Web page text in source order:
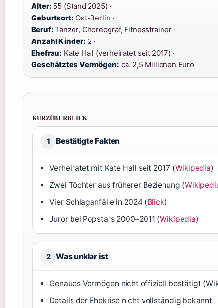
Alter: 55 (Stand 2025) ·
Geburtsort: Ost-Berlin ·
Beruf: Tänzer, Choreograf, Fitnesstrainer ·
Anzahl Kinder: 2 ·
Ehefrau: Kate Hall (verheiratet seit 2017) ·
Geschätztes Vermögen: ca. 2,5 Millionen Euro
KURZÜBERBLICK
1 Bestätigte Fakten
Verheiratet mit Kate Hall seit 2017 (Wikipedia)
Zwei Töchter aus früherer Beziehung (
Vier Schlaganfälle in 2024 (Blick)
Juror bei Popstars 2000–2011 (Wikipedia)
2 Was unklar ist
Genaues Vermögen nicht offiziell bestätigt
Details der Ehekrise nicht vollständig bekannt